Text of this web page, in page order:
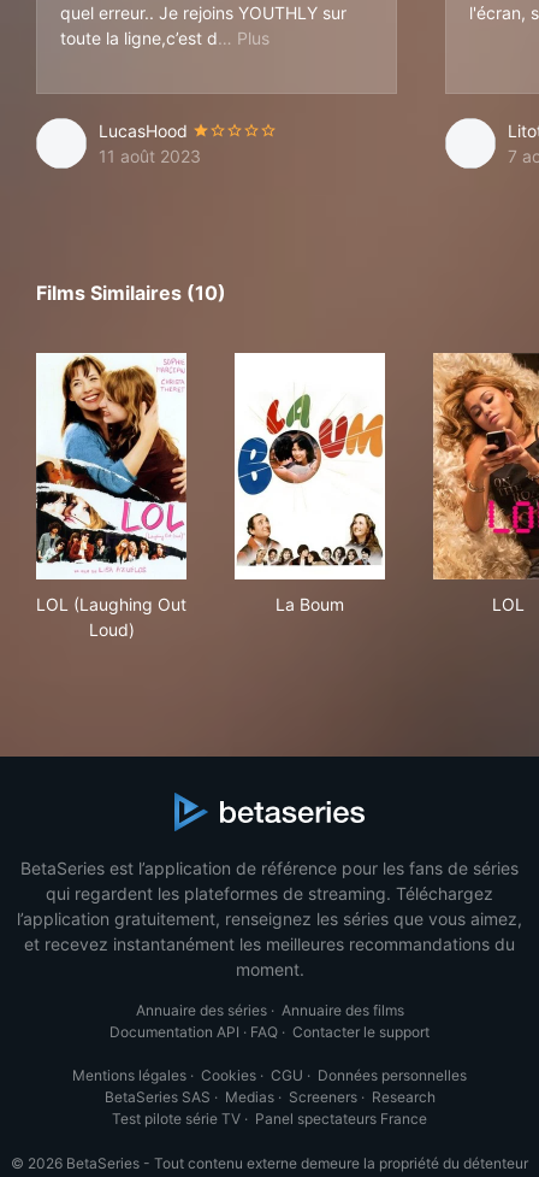
quel erreur.. Je rejoins YOUTHLY sur
toute la ligne,c’est d
’une lenteur horrible,j’ai ressenti
LucasHood
11 août 2023
l'écran,
7
Films Similaires (10)
LOL (Laughing Out
Loud)
La Boum LOL
BetaSeries est l’application de référence pour les fans de séries
qui regardent les plateformes de streaming. Téléchargez
l’application gratuitement, renseignez les séries que vous aimez,
et recevez instantanément les meilleures recommandations du
moment.
Annuaire des séries· Annuaire des films
Documentation API · FAQ · Contacter le support
Mentions légales · Cookies · CGU · Données personnelles
BetaSeries SAS · Medias· Screeners· Research
Test pilote série TV · Panel spectateurs France
© 2026 BetaSeries - Tout contenu externe demeure la propriété du détenteur